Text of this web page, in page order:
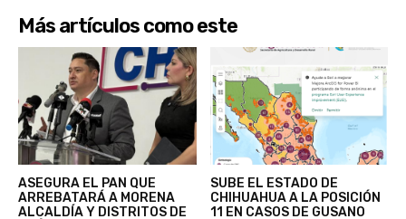
Más artículos como este
ASEGURA EL PAN QUE
ARREBATARÁ A MORENA
ALCALDÍA Y DISTRITOS DE
SUBE EL ESTADO DE
CHIHUAHUA A LA POSICIÓN
11 EN CASOS DE GUSANO